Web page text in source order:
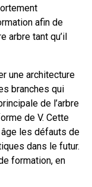
afin de
arbre tant qu’il
une architecture
branches qui
de l’arbre
de V. Cette
âge les défauts de
dans le futur.
formation, en